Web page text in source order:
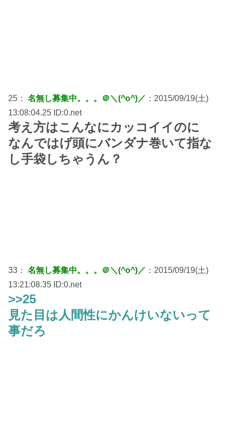
25： 名無し募集中。。。＠＼(^o^)／ ：2015/09/19(土)
13:08:04.25 ID:0.net
考え方はこんなにカッコイイのに
なんではげ頭にバンダナ巻いて指な
し手袋しちゃうん？
33： 名無し募集中。。。＠＼(^o^)／ ：2015/09/19(土)
13:21:08.35 ID:0.net
>>25
見た目は人間性にかんけいないって
事だろ